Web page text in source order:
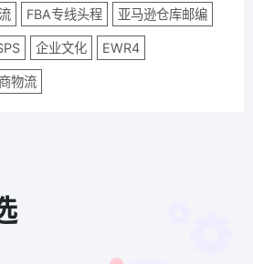
FBA专线头程 亚马逊仓库邮编
企业文化 EWR4
物流